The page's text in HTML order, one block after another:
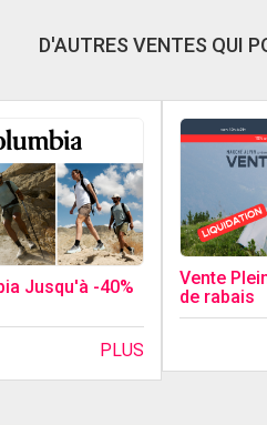
D'AUTRES VENTES QUI
Jusqu'à -40%
PLUS
Vente
de rabais